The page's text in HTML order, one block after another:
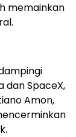
memainkan
dan SpaceX,
Amon,